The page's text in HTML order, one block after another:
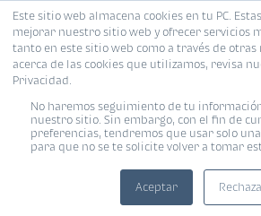
Este sitio web almacena cookies en tu PC.
mejorar nuestro sitio web y ofrecer servicios
tanto en este sitio web como a través de otras
acerca de las cookies que utilizamos, revisa
Privacidad.
No haremos seguimiento de tu
nuestro sitio. Sin embargo, con el fin de
preferencias, tendremos que usar solo
para que no se te solicite volver a tomar
Aceptar